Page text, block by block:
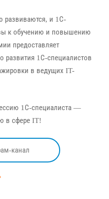
развиваются, и 1С-
к обучению и повышению
предоставляет
развития 1С-специалистов
в ведущих IT-
1С-специалиста —
в сфере IT!
канал